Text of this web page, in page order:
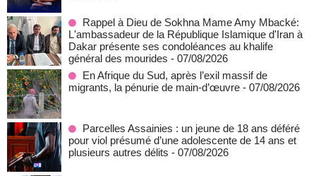
Rappel à Dieu de Sokhna Mame Amy Mbacké:
L'ambassadeur de la République Islamique d'Iran à
Dakar présente ses condoléances au khalife
général des mourides - 07/08/2026
En Afrique du Sud, après l’exil massif de
migrants, la pénurie de main-d’œuvre - 07/08/2026
Parcelles Assainies : un jeune de 18 ans déféré
pour viol présumé d’une adolescente de 14 ans et
plusieurs autres délits - 07/08/2026